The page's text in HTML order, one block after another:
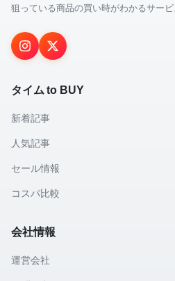
狙っている商品の買い時がわかるサー
タイム to BUY
新着記事
人気記事
セール情報
コスパ比較
会社情報
運営会社